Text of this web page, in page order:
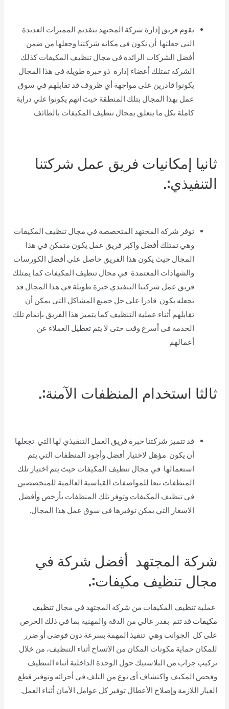
يقوم فريق إدارة شركة المجتهد بتقديم المميزات العديدة
التي جعلتها أن تكون في مكانه شركتنا وجعلها من ضمن
أفضل الشركات الرائدة فى مجال تنظيف المكيفات كذلك
الشركه تمتلك أعضاء إدارة ذو خبرة طويلة فى هذا المجال
يكونوا قادرين على مواجهة أي ظروف قد تقابلهم في سوق
عمل بهذا المجال بتلك المنطقة حيث انهم يكونوا علي دراية
كاملة بكل ما يتعلق بمجال تنظيف المكيفات بالطائف
ثانيا إمكانيات فريق عمل شركتنا
التنفيذي:.
توفر شركة المجتهد المتخصصة في مجال تنظيف المكيفات
وهي تمتلك أفضل واكبر فريق عمل يكون متمكن في هذا
المجال حيث يكون هذا الفريق حاصل على أفضل الكورسات
والشهادات المعتمدة في مجال تنظيف المكيفات كما يمتلك
فريق عمل شركتنا التنفيذي خبرة طويلة في هذا المجال قد
تجعله يكون قادرا على حل جميع المشاكل التي يمكن أن
تقابلهم أثناء عملية التنظيف كما يتميز هذا الفريق بإتمام تلك
الخدمة فى أسرع وقت حتى لا يتم تعطيل العملاء عن
أعمالهم
ثالثا استخدام المنظفات الآمنة:.
قد تتميز شركتنا خبرة فريق العمل التنفيذي لها التي تجعلها
أن يكون مؤهل لاختيار أفضل وأجود المنظفات التي يتم
استعمالها في مجال تنظيف المكيفات حيث يتم اختيار تلك
المنظفات تبعا للمواصفات القياسية العالمية للمتخصصين
في تنظيف المكيفات وتوفر تلك المنظفات بأرخص وأفضل
الاسعار التي يمكن توفيرها فى سوق عمل هذا المجال.
شركة المجتهد أفضل شركة في
مجال تنظيف مكيفات:.
عملية تنظيف المكيفات من شركة المجتهد في مجالتنظيف
مكيفات قد تتم بقدر عالي من الدقة والمهنية بما في ذلك الحرص
على كل الجوانب وهي تنفيذ المهمة بسرعة دون فوضى أو ضرر
للمكان حماية مكونات المكان من الاتساخ أثناء التنظيف، من خلال
تركيب جراب من البلاستيك حول الوحدة الداخلية أثناء التنظيف
وفحص المكيف واكتشاف أي نوع من التلف في أجزائه وتوفير قطع
الغيار اللازمة وإصلاح الأعطال توفير كل عوامل الأمان أثناء العمل.